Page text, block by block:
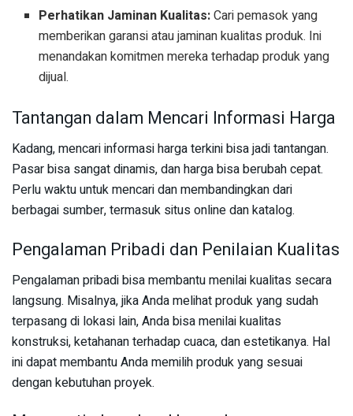
Perhatikan Jaminan Kualitas:Cari pemasok yang
memberikan garansi atau jaminan kualitas produk. Ini
menandakan komitmen mereka terhadap produk yang
dijual.
Tantangan dalam Mencari Informasi Harga
Kadang, mencari informasi harga terkini bisa jadi tantangan.
Pasar bisa sangat dinamis, dan harga bisa berubah cepat.
Perlu waktu untuk mencari dan membandingkan dari
berbagai sumber, termasuk situs online dan katalog.
Pengalaman Pribadi dan Penilaian Kualitas
Pengalaman pribadi bisa membantu menilai kualitas secara
langsung. Misalnya, jika Anda melihat produk yang sudah
terpasang di lokasi lain, Anda bisa menilai kualitas
konstruksi, ketahanan terhadap cuaca, dan estetikanya. Hal
ini dapat membantu Anda memilih produk yang sesuai
dengan kebutuhan proyek.